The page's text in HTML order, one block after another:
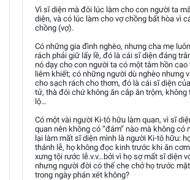
Vì sĩ diện mà đôi lúc làm cho con người ta
diện, và có lúc làm cho vợ chồng bất hòa vì
chồng (vợ).
Có những gia đình nghèo, nhưng cha mẹ
rách phải giữ lấy lề, đó là cái sĩ diện đáng
nó dạy cho con người ta có một tâm hồn cao
liêm khiết; có những người dù nghèo nhưng
cho sạch rách cho thơm, đó là cái sĩ diện
tử, thà đói chứ không ăn cắp ăn trộm, không
lộ…
Có một vài người Ki-tô hữu làm quan, vì sĩ
quan nên không có “đám” nào mà không có
lại làm mất sĩ diện mình là người Ki-tô hữu:
thánh lễ, họ không đọc kinh trước khi ăn
xưng tội rước lễ.v.v…bởi vì họ sợ mất sĩ diện
nhưng người đời có thể che chở họ trước
trong ngày phán xét không?